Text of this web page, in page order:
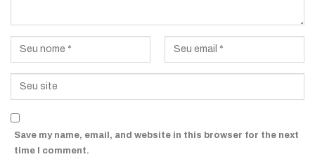
Save my name, email, and website in this browser for the next
time I comment.